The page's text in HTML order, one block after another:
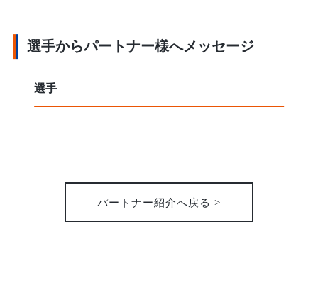
選手からパートナー様へメッセージ
選手
パートナー紹介へ戻る >